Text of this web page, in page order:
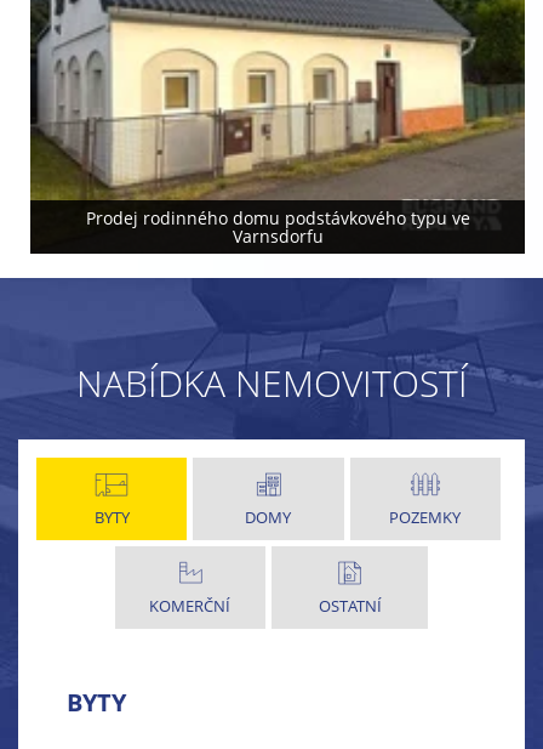
Prodej rodinného domu podstávkového typu ve
Varnsdorfu
NABÍDKA NEMOVITOSTÍ
BYTY DOMY POZEMKY
KOMERČNÍ OSTATNÍ
BYTY